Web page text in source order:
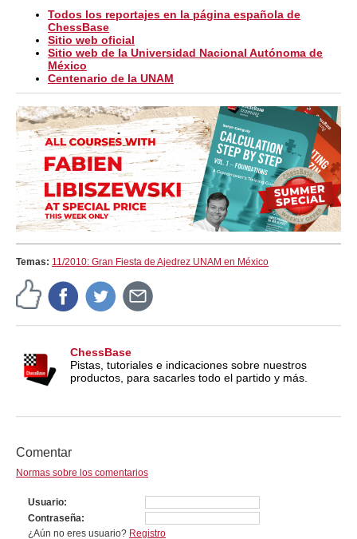
Todos los reportajes en la página española de
ChessBase
Sitio web oficial
Sitio web de la Universidad Nacional Autónoma de
México
Centenario de la UNAM
Temas: 11/2010: Gran Fiesta de Ajedrez UNAM en México
ChessBase
Pistas, tutoriales e indicaciones sobre nuestros
productos, para sacarles todo el partido y más.
Comentar
Normas sobre los comentarios
Usuario
Contraseña
¿Aún no eres usuario? Registro